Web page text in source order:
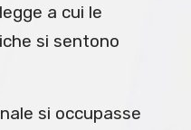
a cui le
si sentono
si occupasse